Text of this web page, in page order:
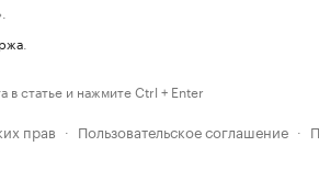
в статье и нажмите Ctrl + Enter
прав · Пользовательское соглашение ·